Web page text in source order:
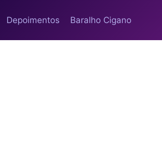
Depoimentos Baralho Cigano